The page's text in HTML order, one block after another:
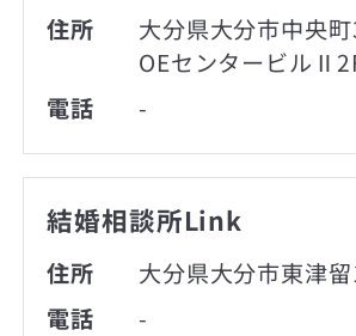
住所
大分県大分市中央
OEセンタービル
電話
-
結婚相談所Link
住所
大分県大分市東津
電話
-